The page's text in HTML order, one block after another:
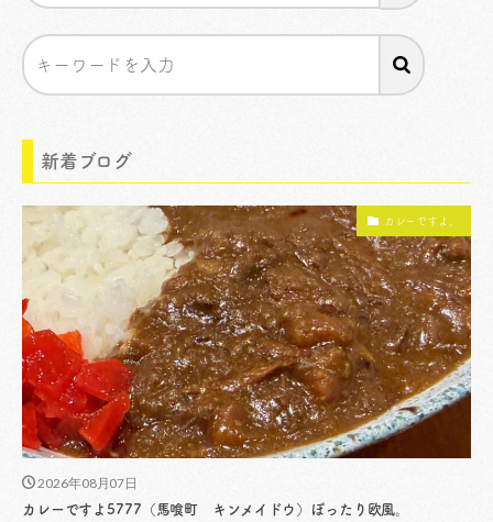
新着ブログ
カレーですよ。
2026年08月07日
カレーですよ5777（馬喰町 キンメイドウ）ぽったり欧風。